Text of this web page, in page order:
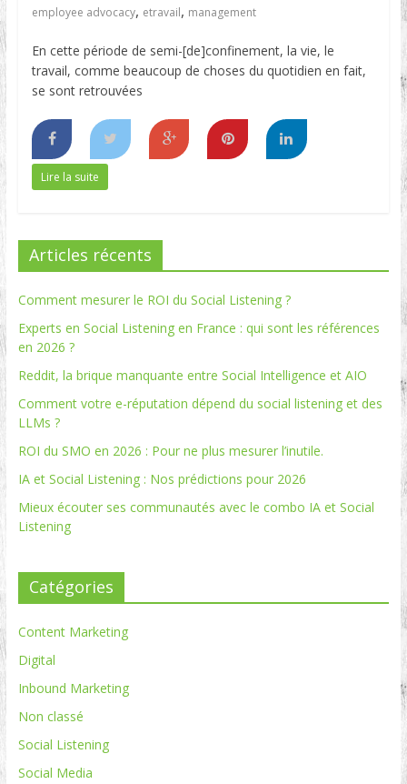
employee advocacy, etravail, management
En cette période de semi-[de]confinement, la vie, le
travail, comme beaucoup de choses du quotidien en fait,
se sont retrouvées
Lire la suite
Articles récents
Comment mesurer le ROI du Social Listening ?
Experts en Social Listening en France : qui sont les références
en 2026 ?
Reddit, la brique manquante entre Social Intelligence et AIO
Comment votre e-réputation dépend du social listening et des
LLMs ?
ROI du SMO en 2026 : Pour ne plus mesurer l’inutile.
IA et Social Listening : Nos prédictions pour 2026
Mieux écouter ses communautés avec le combo IA et Social
Listening
Catégories
Content Marketing
Digital
Inbound Marketing
Non classé
Social Listening
Social Media